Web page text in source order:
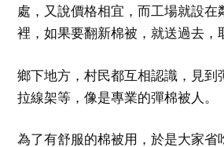
處，又說價格相宜，而工場就設在
裡，如果要翻新棉被，就送過去，
鄉下地方，村民都互相認識，見到
拉線架等，像是專業的彈棉被人。
為了有舒服的棉被用，於是大家省